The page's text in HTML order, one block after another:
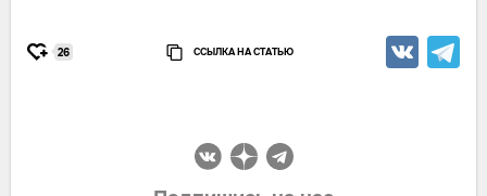
26 ССЫЛКА НА СТАТЬЮ